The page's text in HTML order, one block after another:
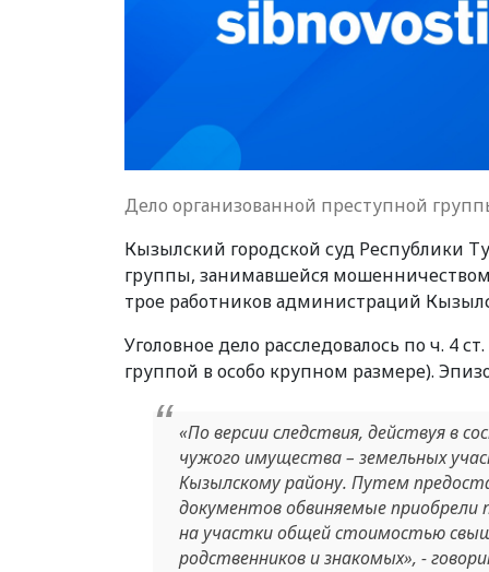
Дело организованной преступной
Кызылский городской суд Республики
группы, занимавшейся
трое работников администраций
Уголовное дело расследовалось по ч. 4
группой в особо крупном размере).
«По версии следствия, действуя в
чужого имущества – земельных
Кызылскому району. Путем
документов обвиняемые приобрели
на участки общей стоимостью
родственников и знакомых», -